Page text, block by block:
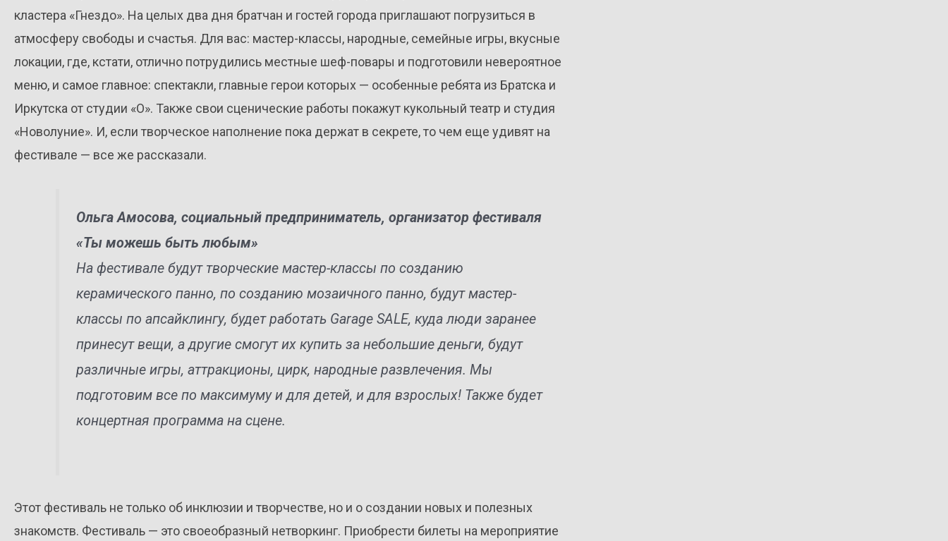
кластера «Гнездо». На целых два дня братчан и гостей города приглашают погрузиться в
атмосферу свободы и счастья. Для вас: мастер-классы, народные, семейные игры, вкусные
локации, где, кстати, отлично потрудились местные шеф-повары и подготовили невероятное
меню, и самое главное: спектакли, главные герои которых — особенные ребята из Братска и
Иркутска от студии «О». Также свои сценические работы покажут кукольный театр и студия
«Новолуние». И, если творческое наполнение пока держат в секрете, то чем еще удивят на
фестивале — все же рассказали.
Ольга Амосова, социальный предприниматель, организатор фестиваля
«Ты можешь быть любым»
На фестивале будут творческие мастер-классы по созданию
керамического панно, по созданию мозаичного панно, будут мастер-
классы по апсайклингу, будет работать Garage SALE, куда люди заранее
принесут вещи, а другие смогут их купить за небольшие деньги, будут
различные игры, аттракционы, цирк, народные развлечения. Мы
подготовим все по максимуму и для детей, и для взрослых! Также будет
концертная программа на сцене.
Этот фестиваль не только об инклюзии и творчестве, но и о создании новых и полезных
знакомств. Фестиваль — это своеобразный нетворкинг. Приобрести билеты на мероприятие